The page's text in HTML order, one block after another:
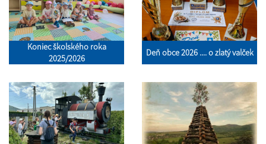
Koniec školského roka
2025/2026
Deň obce 2026 .... o zlatý valček